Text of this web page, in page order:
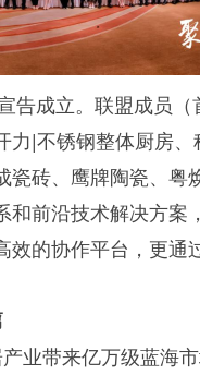
告成立。联盟成员（
|不锈钢整体厨房
砖、鹰牌陶瓷、
前沿技术解决方案
的协作平台，更通
业带来亿万级蓝海